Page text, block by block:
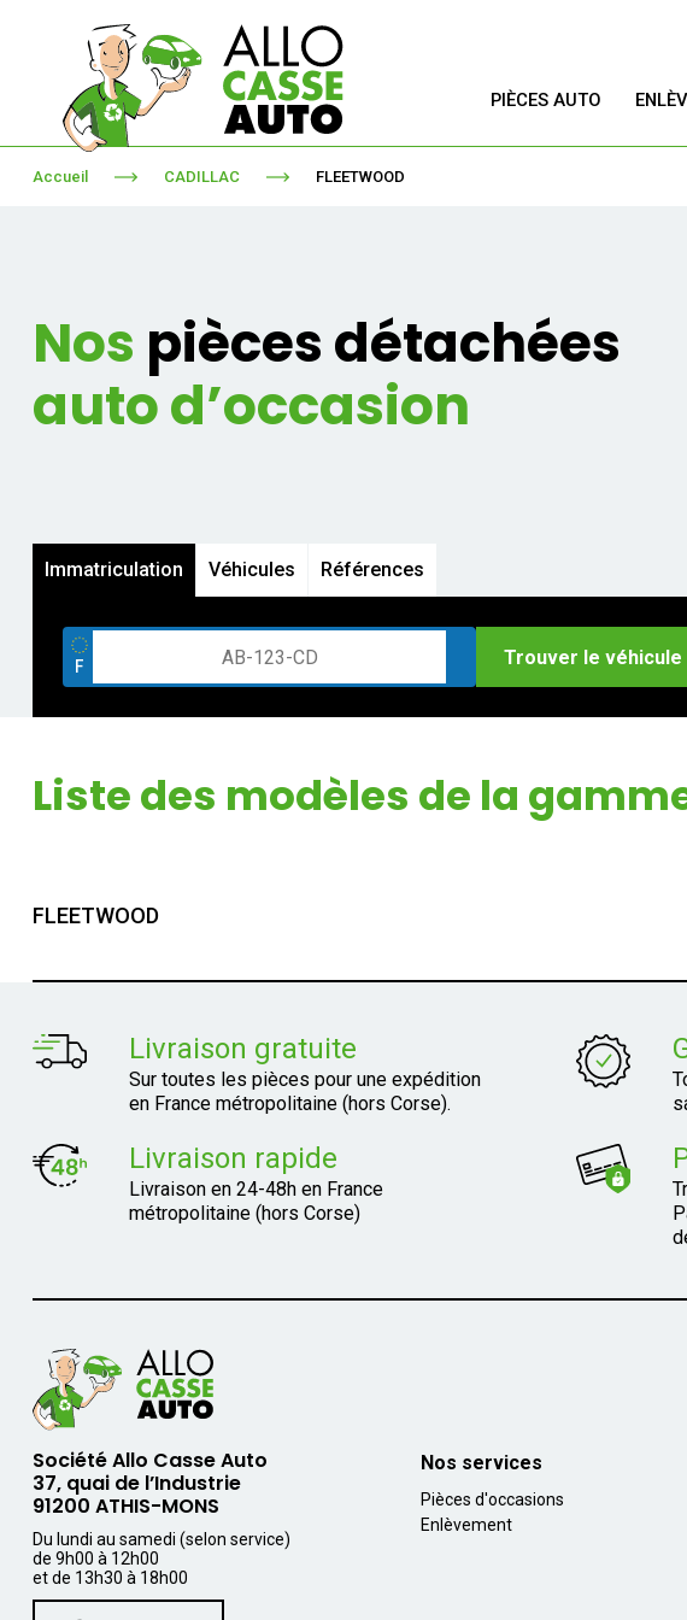
PIÈCES AUTO
Accueil CADILLAC FLEETWOOD
Nos pièces détachées
auto d’occasion
Immatriculation Véhicules Références
Trouver le véhicule
Liste des modèles de la gamme
FLEETWOOD
Livraison gratuite
Sur toutes les pièces pour une expédition
en France métropolitaine (hors Corse).
Livraison rapide
Livraison en 24-48h en France
métropolitaine (hors Corse)
Société Allo Casse Auto
37, quai de l’Industrie
91200 ATHIS-MONS
Du lundi au samedi (selon service)
de 9h00 à 12h00
et de 13h30 à 18h00
Nos services
Pièces d'occasions
Enlèvement